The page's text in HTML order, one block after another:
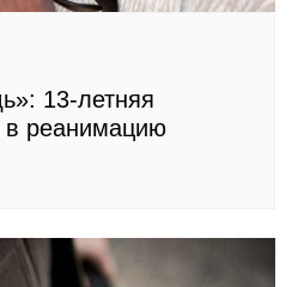
13-летняя
в реанимацию